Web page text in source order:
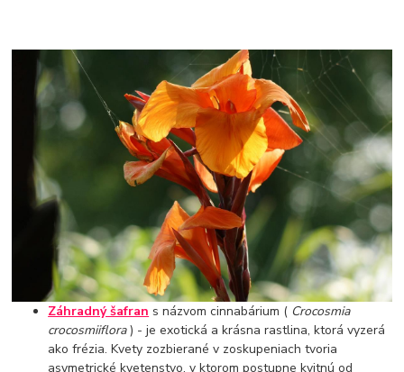
Záhradný šafran s názvom cinnabárium ( Crocosmia
crocosmiiflora) - je exotická a krásna rastlina, ktorá vyzerá
ako frézia. Kvety zozbierané v zoskupeniach tvoria
asymetrické kvetenstvo, v ktorom postupne kvitnú od